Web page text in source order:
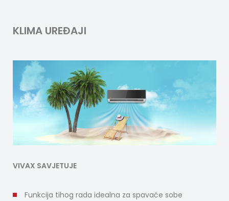
KLIMA UREĐAJI
VIVAX SAVJETUJE
Funkcija tihog rada idealna za spavaće sobe